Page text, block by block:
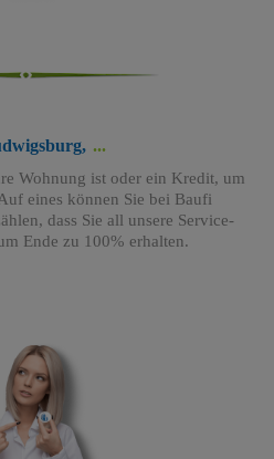
Wohnung ist oder ein Kredit, um
eines können Sie bei Baufi
dass Sie all unsere Service-
Ende zu 100% erhalten.